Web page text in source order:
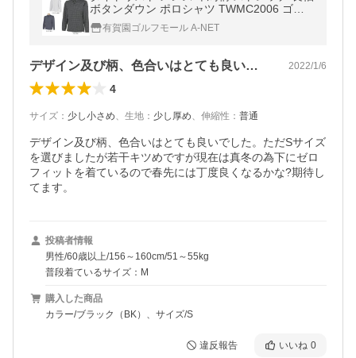
ボタンダウン ポロシャツ TWMC2006 ゴル
フウェア 秋冬モデル 65％OFF 特価 有賀園
ゴルフ 値下げ品
有賀園ゴルフモール A-NET
デザイン及び柄、色合いはとても良いでし… 2022/1/6
4
サイズ ： 少し小さめ、 生地 ： 少し厚め、 伸縮性 ： 普通
デザイン及び柄、色合いはとても良いでした。ただSサイズ
を選びましたが若干キツめですが現在は真冬の為下にゼロ
フィットを着ているので春先には丁度良くなるかな?期待し
てます。
投稿者情報
男性/60歳以上/156～160cm/51～55kg
普段着ているサイズ：M
購入した商品
カラー/ブラック（BK）、サイズ/S
違反報告 いいね 0